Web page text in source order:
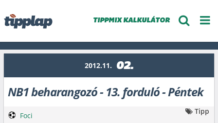
TIPPMIX KALKULÁTOR
2012.11. 02.
NB1 beharangozó - 13. forduló - Péntek
Foci Tipp